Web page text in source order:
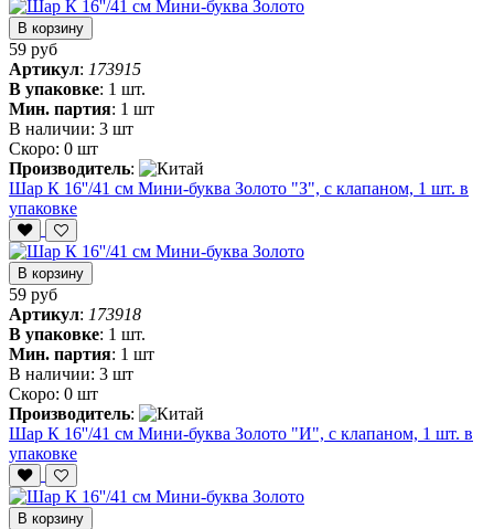
В корзину
59 руб
Артикул: 173915
В упаковке: 1 шт.
Мин. партия: 1 шт
В наличии: 3 шт
Скоро: 0 шт
Производитель:
Шар К 16''/41 см Мини-буква Золото "З", с клапаном, 1 шт. в
упаковке
В корзину
59 руб
Артикул: 173918
В упаковке: 1 шт.
Мин. партия: 1 шт
В наличии: 3 шт
Скоро: 0 шт
Производитель:
Шар К 16''/41 см Мини-буква Золото "И", с клапаном, 1 шт. в
упаковке
В корзину